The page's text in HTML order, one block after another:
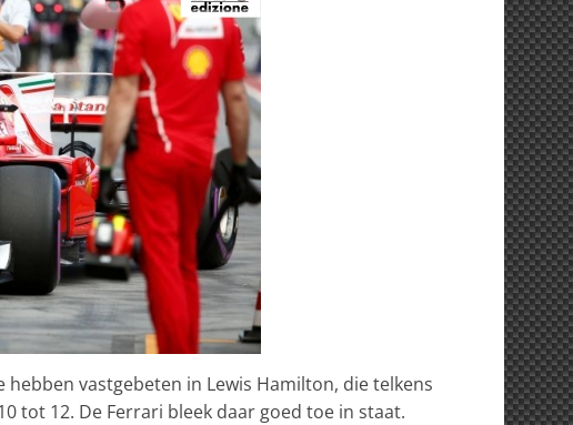
hebben vastgebeten in Lewis Hamilton, die telkens
tot 12. De Ferrari bleek daar goed toe in staat.